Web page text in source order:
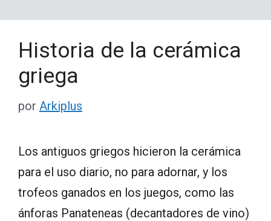
Historia de la cerámica
griega
por Arkiplus
Los antiguos griegos hicieron la cerámica
para el uso diario, no para adornar, y los
trofeos ganados en los juegos, como las
ánforas Panateneas (decantadores de vino)